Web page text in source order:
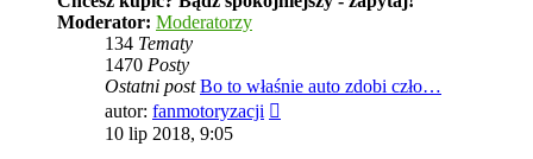
Moderator: Moderatorzy
134 Tematy
1470 Posty
Ostatni post Bo to właśnie auto zdobi czło…
autor: fanmotoryzacji
10 lip 2018, 9:05